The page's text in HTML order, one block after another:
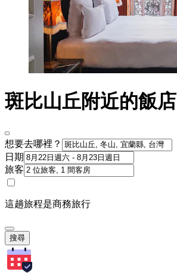
斑比山丘附近的飯店
想要去哪裡？
日期
旅客
這趟旅程是商務旅行
搜尋